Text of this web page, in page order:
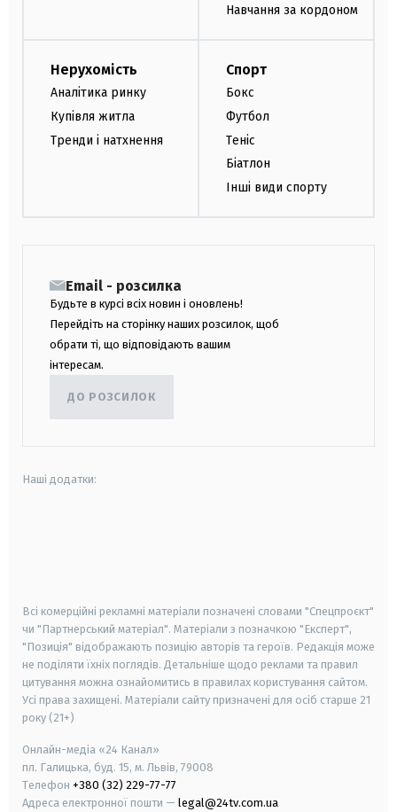
Навчання за кордоном
Нерухомість
Аналітика ринку
Купівля житла
Тренди і натхнення
Спорт
Бокс
Футбол
Теніс
Біатлон
Інші види спорту
Email - розсилка
Будьте в курсі всіх новин і оновлень!
Перейдіть на сторінку наших розсилок, щоб
обрати ті, що відповідають вашим
інтересам.
ДО РОЗСИЛОК
Наші додатки:
Всі комерційні рекламні матеріали позначені словами "Спецпроєкт"
чи "Партнерський матеріал". Матеріали з позначкою "Експерт",
"Позиція" відображають позицію авторів та героїв. Редакція може
не поділяти їхніх поглядів. Детальніше щодо реклами та правил
цитування можна ознайомитись в правилах користування сайтом.
Усі права захищені. Матеріали сайту призначені для осіб старше 21
року (21+)
Онлайн-медіа «24 Канал»
пл. Галицька, буд. 15, м. Львів, 79008
Телефон +380 (32) 229-77-77
Адреса електронної пошти — legal@24tv.com.ua